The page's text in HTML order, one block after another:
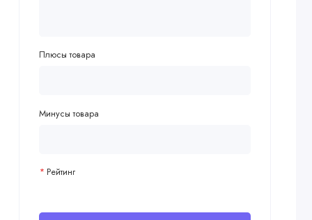
Плюсы товара
Минусы товара
Рейтинг